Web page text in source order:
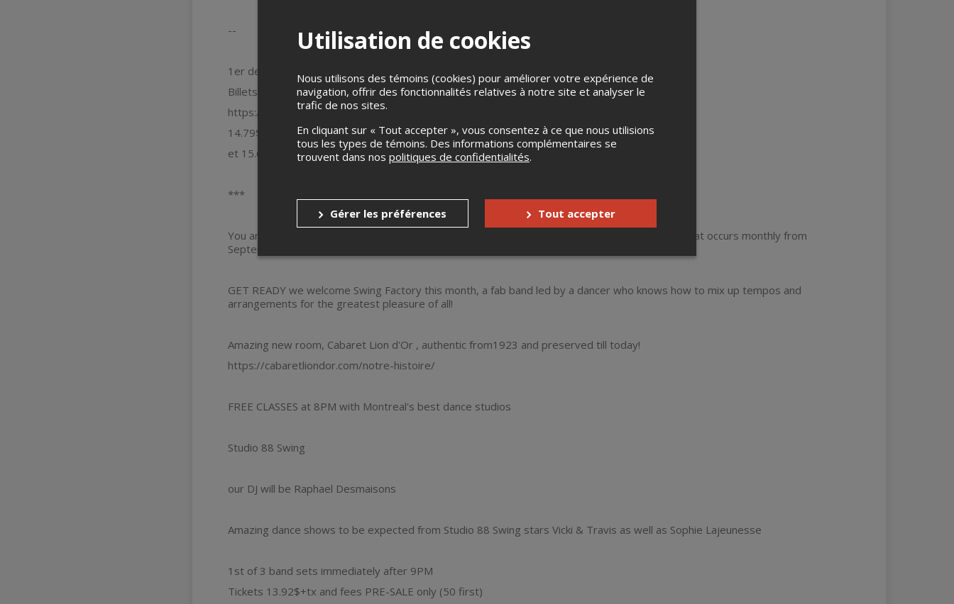
--
1er de 3 sets du band directement après 21h.
Billets en prévente 13.92$+tx et frais (-50 premiers-)
https://lepointdevente.com/billets/gatsbyswingfactoy
14.79$+tx et frais par la suite
et 15.66$+tx et frais à la porte
***
You are cordially invited to Gatsby Swings for one of the best swing dance nights in Montreal that occurs monthly from
September to May.
GET READY we welcome Swing Factory this month, a fab band led by a dancer who knows how to mix up tempos and
arrangements for the greatest pleasure of all!
Amazing new room, Cabaret Lion d'Or , authentic from1923 and preserved till today!
https://cabaretliondor.com/notre-histoire/
FREE CLASSES at 8PM with Montreal's best dance studios
Studio 88 Swing
our DJ will be Raphael Desmaisons
Amazing dance shows to be expected from Studio 88 Swing stars Vicki & Travis as well as Sophie Lajeunesse
1st of 3 band sets immediately after 9PM
Tickets 13.92$+tx and fees PRE-SALE only (50 first)
Utilisation de cookies
Nous utilisons des témoins (cookies) pour améliorer votre expérience de
navigation, offrir des fonctionnalités relatives à notre site et analyser le
trafic de nos sites.
En cliquant sur « Tout accepter », vous consentez à ce que nous utilisions
tous les types de témoins. Des informations complémentaires se
trouvent dans nos politiques de confidentialités.
Gérer les préférences Tout accepter